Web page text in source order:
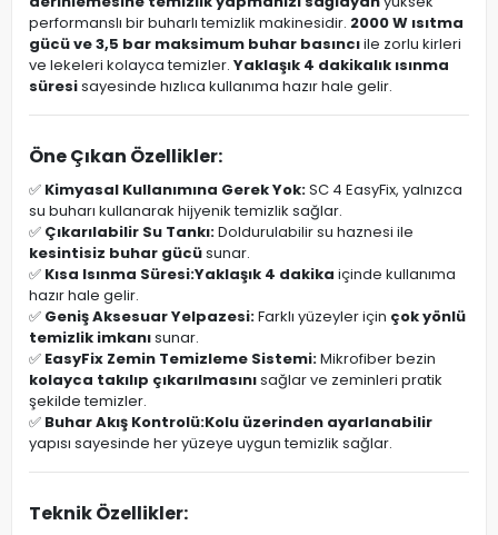
performanslı bir buharlı temizlik makinesidir. 2000 W ısıtma
gücü ve 3,5 bar maksimum buhar basıncıile zorlu kirleri
ve lekeleri kolayca temizler. Yaklaşık 4 dakikalık ısınma
süresisayesinde hızlıca kullanıma hazır hale gelir.
Öne Çıkan Özellikler:
✅ Kimyasal Kullanımına Gerek Yok:SC 4 EasyFix, yalnızca
su buharı kullanarak hijyenik temizlik sağlar.
✅ Çıkarılabilir Su Tankı:Doldurulabilir su haznesi ile
kesintisiz buhar gücüsunar.
✅ Kısa Isınma Süresi:Yaklaşık 4 dakika içinde kullanıma
hazır hale gelir.
✅ Geniş Aksesuar Yelpazesi:Farklı yüzeyler için çok yönlü
temizlik imkanısunar.
✅ EasyFix Zemin Temizleme Sistemi:Mikrofiber bezin
kolayca takılıp çıkarılmasınısağlar ve zeminleri pratik
şekilde temizler.
✅ Buhar Akış Kontrolü:Kolu üzerinden ayarlanabilir
yapısı sayesinde her yüzeye uygun temizlik sağlar.
Teknik Özellikler: